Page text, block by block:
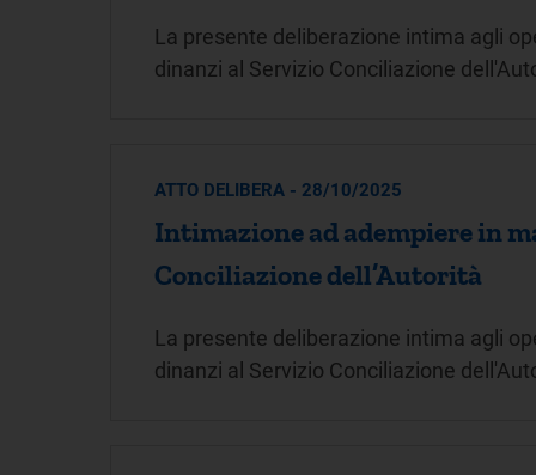
La presente deliberazione intima agli
dinanzi al Servizio Conciliazione
ATTO DELIBERA - 28/10/2025
Intimazione ad adempiere in
Conciliazione dell’Autorità
La presente deliberazione intima agli
dinanzi al Servizio Conciliazione